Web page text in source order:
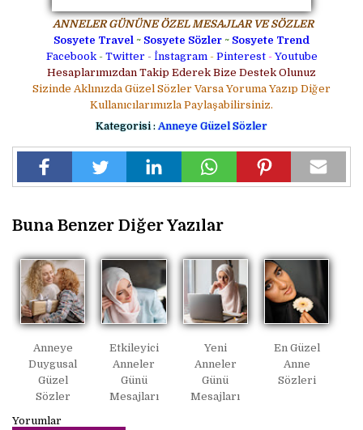
ANNELER GÜNÜNE ÖZEL MESAJLAR VE SÖZLER
Sosyete Travel ~ Sosyete Sözler ~ Sosyete Trend
Facebook- Twitter - İnstagram- Pinterest- Youtube
Hesaplarımızdan Takip Ederek Bize Destek Olunuz
Sizinde Aklınızda Güzel Sözler Varsa Yoruma Yazıp Diğer
Kullanıcılarımızla Paylaşabilirsiniz.
Kategorisi : Anneye Güzel Sözler
Buna Benzer Diğer Yazılar
Anneye
Duygusal
Güzel
Sözler
Etkileyici
Anneler
Günü
Mesajları
Yeni
Anneler
Günü
Mesajları
En Güzel
Anne
Sözleri
Yorumlar